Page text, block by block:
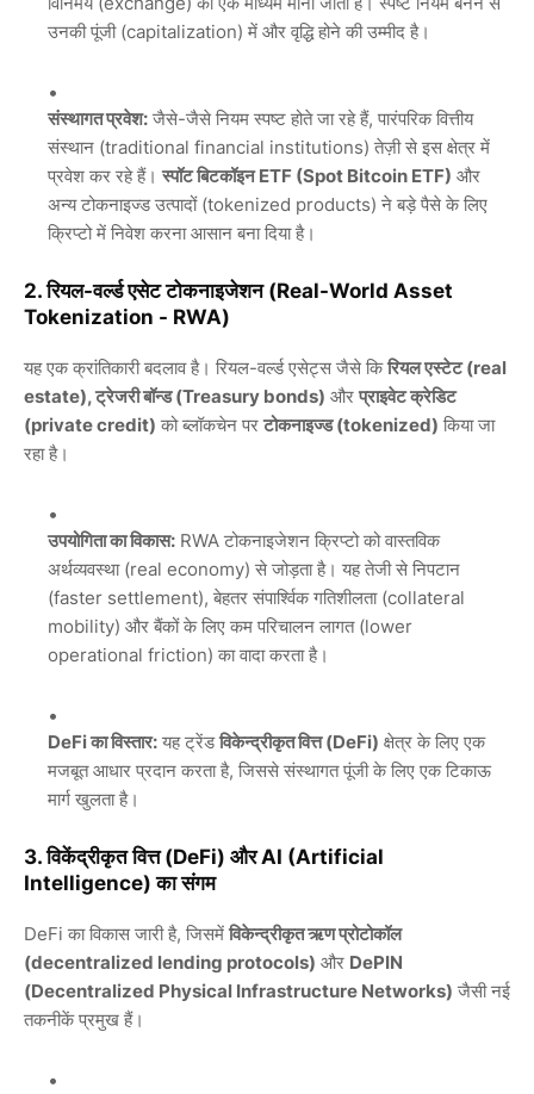
उनकी पूंजी (capitalization) में और वृद्धि होने की उम्मीद है।
संस्थागत प्रवेश: जैसे-जैसे नियम स्पष्ट होते जा रहे हैं, पारंपरिक वित्तीय
संस्थान (traditional financial institutions) तेज़ी से इस क्षेत्र में
प्रवेश कर रहे हैं। स्पॉट बिटकॉइन ETF (Spot Bitcoin ETF) और
अन्य टोकनाइज्ड उत्पादों (tokenized products) ने बड़े पैसे के लिए
क्रिप्टो में निवेश करना आसान बना दिया है।
2. रियल-वर्ल्ड एसेट टोकनाइजेशन (Real-World Asset
Tokenization - RWA)
यह एक क्रांतिकारी बदलाव है। रियल-वर्ल्ड एसेट्स जैसे किरियल एस्टेट (real
estate), ट्रेजरी बॉन्ड (Treasury bonds) और प्राइवेट क्रेडिट
(private credit) को ब्लॉकचेन पर टोकनाइज्ड (tokenized) किया जा
रहा है।
उपयोगिता का विकास: RWA टोकनाइजेशन क्रिप्टो को वास्तविक
अर्थव्यवस्था (real economy) से जोड़ता है। यह तेजी से निपटान
(faster settlement), बेहतर संपार्श्विक गतिशीलता (collateral
mobility) और बैंकों के लिए कम परिचालन लागत (lower
operational friction) का वादा करता है।
DeFi का विस्तार: यह ट्रेंडविकेन्द्रीकृत वित्त (DeFi) क्षेत्र के लिए एक
मजबूत आधार प्रदान करता है, जिससे संस्थागत पूंजी के लिए एक टिकाऊ
मार्ग खुलता है।
3. विकेंद्रीकृत वित्त (DeFi) और AI (Artificial
Intelligence) का संगम
DeFi का विकास जारी है, जिसमें विकेन्द्रीकृत ऋण प्रोटोकॉल
(decentralized lending protocols) और DePIN
(Decentralized Physical Infrastructure Networks) जैसी नई
तकनीकें प्रमुख हैं।